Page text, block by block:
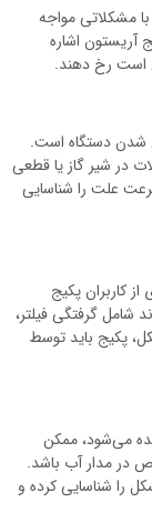
مشکلاتی مواجه
آریستون اشاره
است رخ دهند.
شدن دستگاه است.
در شیر گاز یا قطعی
علت را شناسایی
کاربران پکیج
شامل گرفتگی فیلتر،
پکیج باید توسط
می‌شود، ممکن
در مدار آب باشد.
را شناسایی کرده و